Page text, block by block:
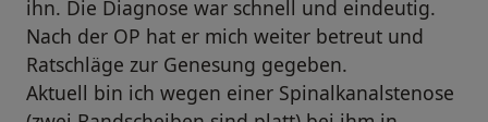
ihn. Die Diagnose war schnell und eindeutig.
Nach der OP hat er mich weiter betreut und
Ratschläge zur Genesung gegeben.
Aktuell bin ich wegen einer Spinalkanalstenose